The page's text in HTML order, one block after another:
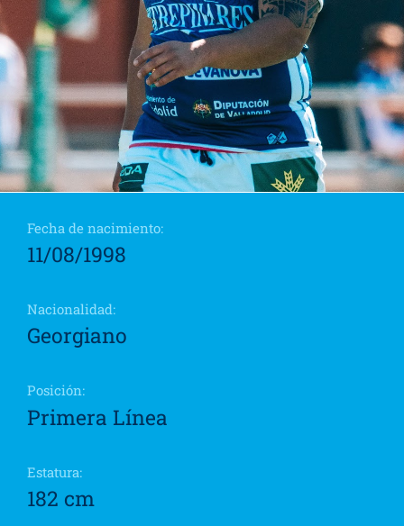
Fecha de nacimiento:
11/08/1998
Nacionalidad:
Georgiano
Posición:
Primera Línea
Estatura:
182 cm